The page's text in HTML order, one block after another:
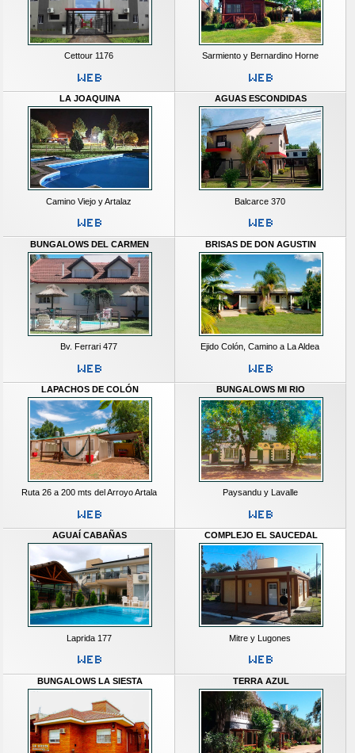
Cettour 1176 Sarmiento y Bernardino Horne
LA JOAQUINA
Camino Viejo y Artalaz
AGUAS ESCONDIDAS
Balcarce 370
BUNGALOWS DEL CARMEN
Bv. Ferrari 477
BRISAS DE DON AGUSTIN
Ejido Colón, Camino a La Aldea
LAPACHOS DE COLÓN
Ruta 26 a 200 mts del Arroyo Artala
BUNGALOWS MI RIO
Paysandu y Lavalle
AGUAÍ CABAÑAS
Laprida 177
COMPLEJO EL SAUCEDAL
Mitre y Lugones
BUNGALOWS LA SIESTA TERRA AZUL